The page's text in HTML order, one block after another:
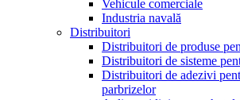
Vehicule comerciale
Industria navală
Distribuitori
Distribuitori de produse
Distribuitori de sisteme
Distribuitori de adezivi
parbrizelor